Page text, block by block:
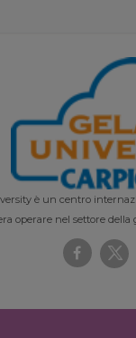
è un centro
operare nel settore della